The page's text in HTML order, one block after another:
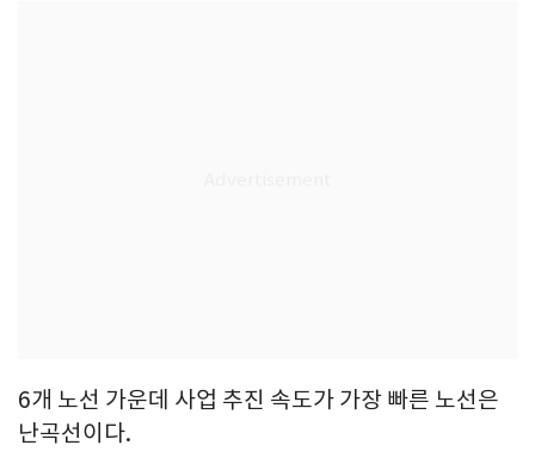
6개 노선 가운데 사업 추진 속도가 가장 빠른 노선은
난곡선이다.